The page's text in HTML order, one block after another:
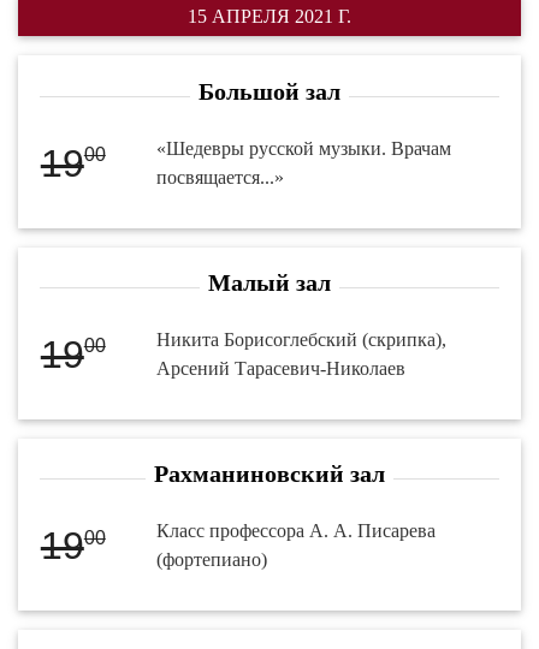
15 АПРЕЛЯ 2021 Г.
Большой зал
1900
«Шедевры русской музыки. Врачам
посвящается...»
Малый зал
1900
Никита Борисоглебский (скрипка),
Арсений Тарасевич-Николаев
Рахманиновский зал
1900
Класс профессора А. А. Писарева
(фортепиано)